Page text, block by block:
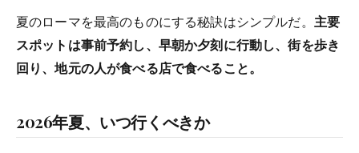
夏のローマを最高のものにする秘訣はシンプルだ。 主要
スポットは事前予約し、早朝か夕刻に行動し、街を歩き
回り、地元の人が食べる店で食べること。
2026年夏、いつ行くべきか